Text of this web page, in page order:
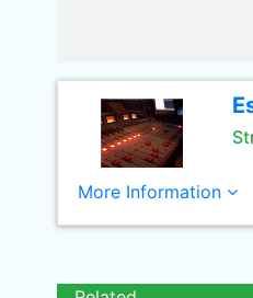
More Information